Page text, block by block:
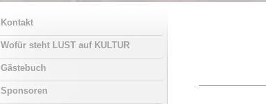
Kontakt
Wofür steht LUST auf KULTUR
Gästebuch
Sponsoren